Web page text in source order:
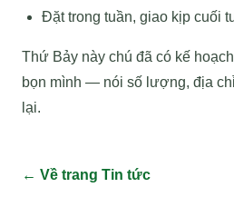
Đặt trong tuần, giao kịp cuối
Thứ Bảy này chú đã có kế
bọn mình — nói số lượng, địa
lại.
← Về trang Tin tức